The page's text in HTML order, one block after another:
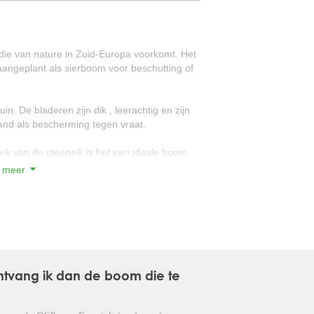
GROENBLIJVENDE TULPENBOOM
CIPRES
van nature in Zuid-Europa voorkomt. Het
als sierboom voor beschutting of
De bladeren zijn dik , leerachtig en zijn
als bescherming tegen vraat.
van de steeneik is het een ideale boom
meer
ik dan de boom die te